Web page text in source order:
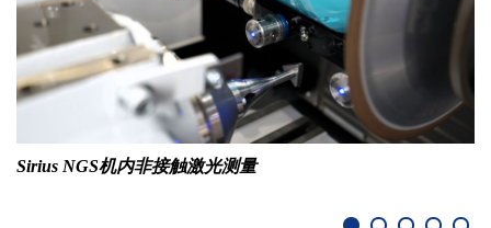
Sirius NGS机内非接触激光测量